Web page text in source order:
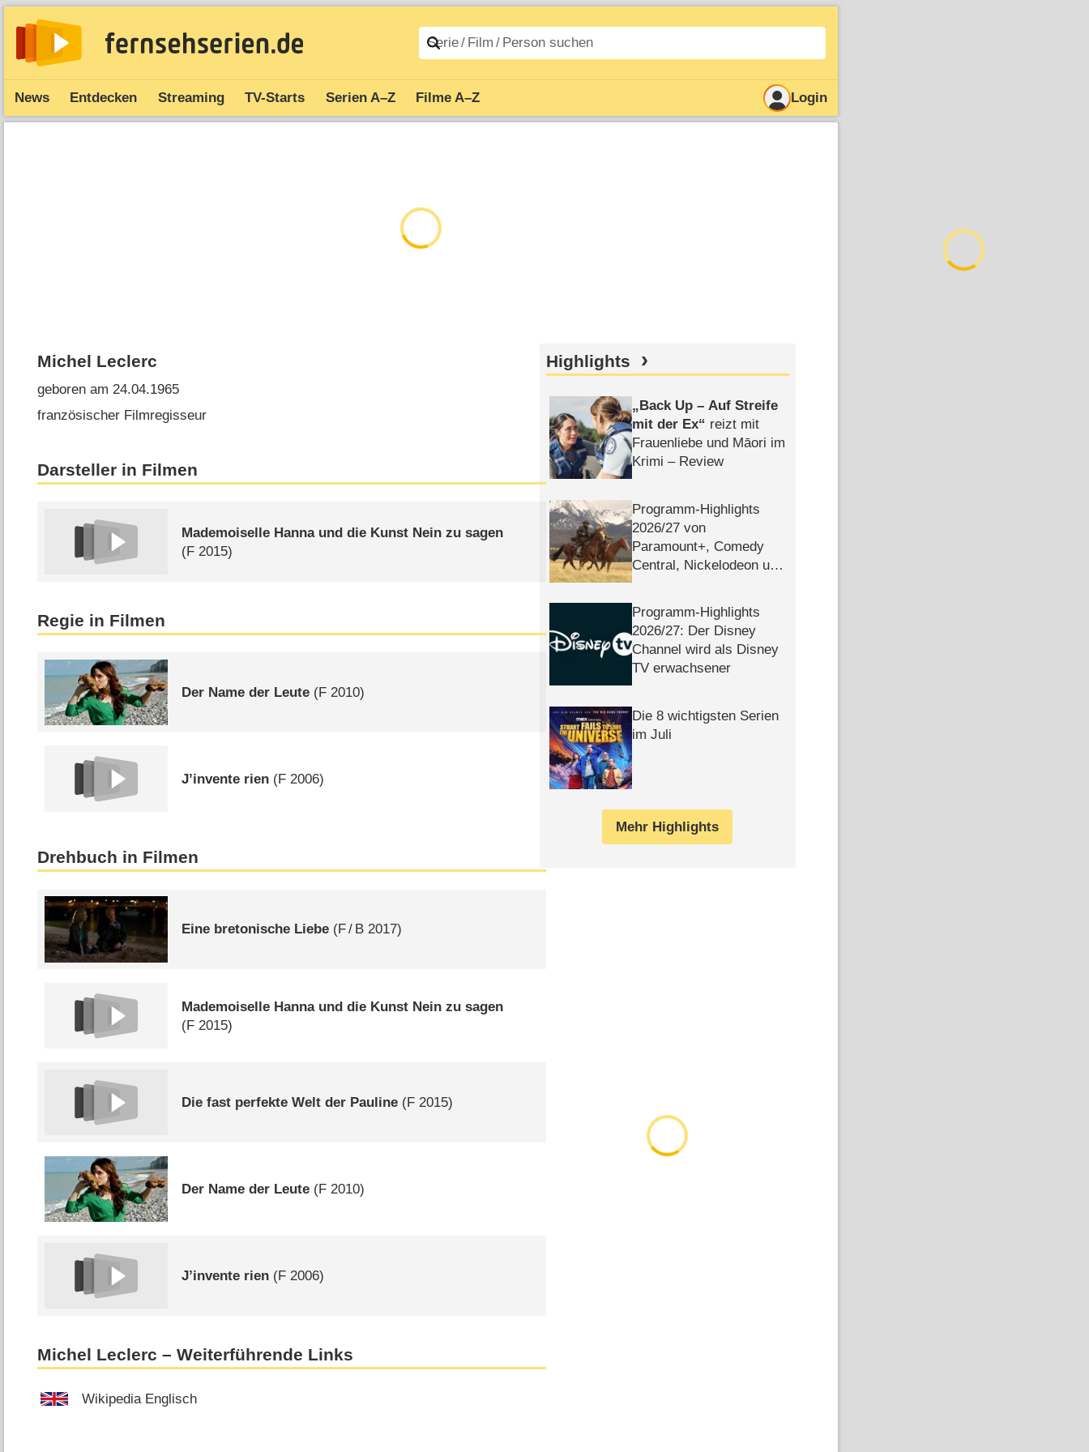
News Entdecken Streaming TV-Starts Serien A–Z Filme A–Z Login
Michel Leclerc
geboren am 24.04.1965
französischer Filmregisseur
Darsteller in Filmen
Mademoiselle Hanna und die Kunst Nein zu sagen
(F 2015)
Regie in Filmen
Der Name der Leute (F 2010)
J’invente rien (F 2006)
Drehbuch in Filmen
Eine bretonische Liebe (F/ B 2017)
Mademoiselle Hanna und die Kunst Nein zu sagen
(F 2015)
Die fast perfekte Welt der Pauline (F 2015)
Der Name der Leute (F 2010)
J’invente rien (F 2006)
Michel Leclerc – Weiterführende Links
Wikipedia Englisch
Highlights
Back Up – Auf Streife
mit der Ex
reizt mit
Frauenliebe und Māori im
Krimi – Review
Programm-Highlights
2026/​27 von
Paramount+, Comedy
Central, Nickelodeon und
Programm-Highlights
2026/​27: Der Disney
Channel wird als Disney
TV erwachsener
Die 8 wichtigsten Serien
im Juli
Mehr Highlights